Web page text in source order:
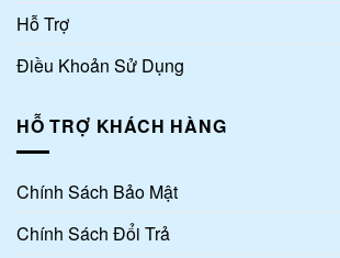
Hỗ Trợ
Điều Khoản Sử Dụng
HỖ TRỢ KHÁCH HÀNG
Chính Sách Bảo Mật
Chính Sách Đổi Trả